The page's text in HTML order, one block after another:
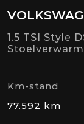
1.5 TSI Style
Km-stand
77.592 km